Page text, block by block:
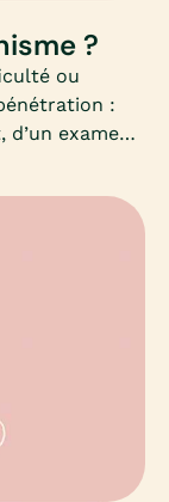
?
ou
:
d’un examen
femmes
ce
informer et
des
à l’esprit